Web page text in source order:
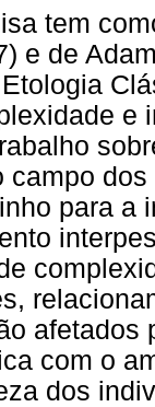
tem
e de
e
campo
para a
afetados
com o
dos